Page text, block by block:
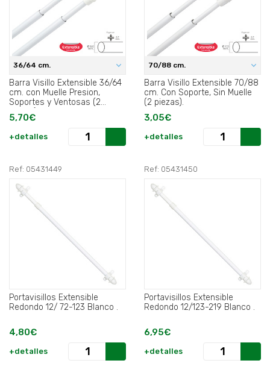
36/64 cm.
Barra Visillo Extensible 36/64
cm. con Muelle Presion,
Soportes y Ventosas (2
Piezas).
5,70€
+detalles
70/88 cm.
Barra Visillo Extensible 70/88
cm. Con Soporte, Sin Muelle
(2 piezas).
3,05€
+detalles
Ref: 05431449
Portavisillos Extensible
Redondo 12/ 72-123 Blanco .
4,80€
+detalles
Ref: 05431450
Portavisillos Extensible
Redondo 12/123-219 Blanco .
6,95€
+detalles